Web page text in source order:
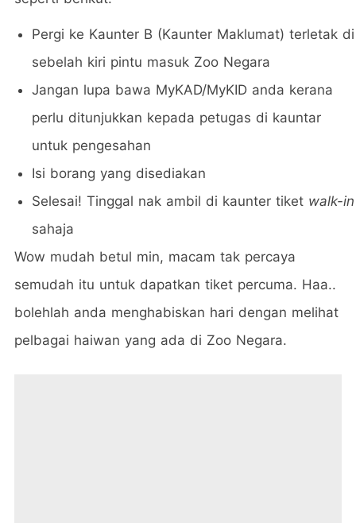
Pergi ke Kaunter B (Kaunter Maklumat) terletak di
sebelah kiri pintu masuk Zoo Negara
Jangan lupa bawa MyKAD/MyKID anda kerana
perlu ditunjukkan kepada petugas di kauntar
untuk pengesahan
Isi borang yang disediakan
Selesai! Tinggal nak ambil di kaunter tiket walk-in
sahaja
Wow mudah betul min, macam tak percaya
semudah itu untuk dapatkan tiket percuma. Haa..
bolehlah anda menghabiskan hari dengan melihat
pelbagai haiwan yang ada di Zoo Negara.